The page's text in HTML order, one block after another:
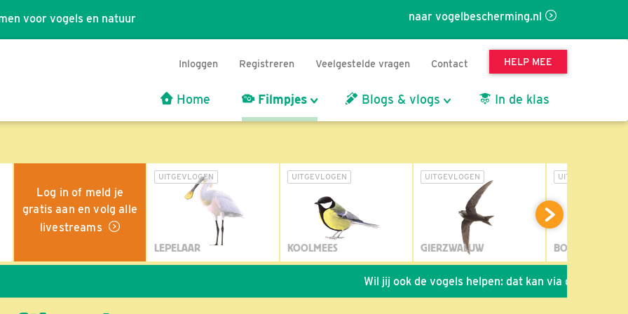
naar vogelbescherming.nl
voor vogels en natuur
Inloggen Registreren Veelgestelde vragen Contact HELP MEE
Home Filmpjes Blogs & vlogs In de klas
Log in of meld je
gratis aan en volg alle
livestreams
UITGEVLOGEN
LEPELAAR
UITGEVLOGEN
KOOLMEES
UITGEVLOGEN
GIERZWALUW
UITGEVLOGEN
BOSUIL
Wil jij ook de vogels helpen: dat kan via de link!